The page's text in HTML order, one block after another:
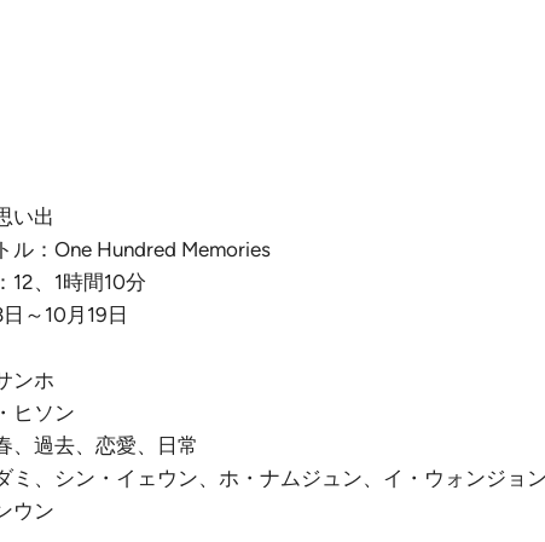
い出
ル：One Hundred Memories
12、1時間10分
～10月19日
ンホ
ヒソン
、過去、恋愛、日常
ミ、シン・イェウン、ホ・ナムジュン、イ・ウォンジョ
ウン